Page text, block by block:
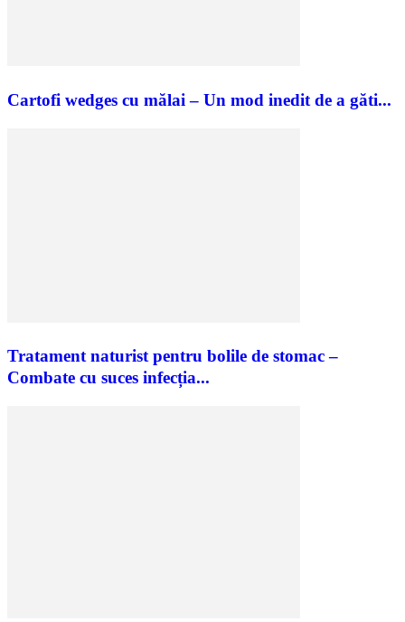
Cartofi wedges cu mălai – Un mod inedit de a găti...
Tratament naturist pentru bolile de stomac –
Combate cu suces infecția...